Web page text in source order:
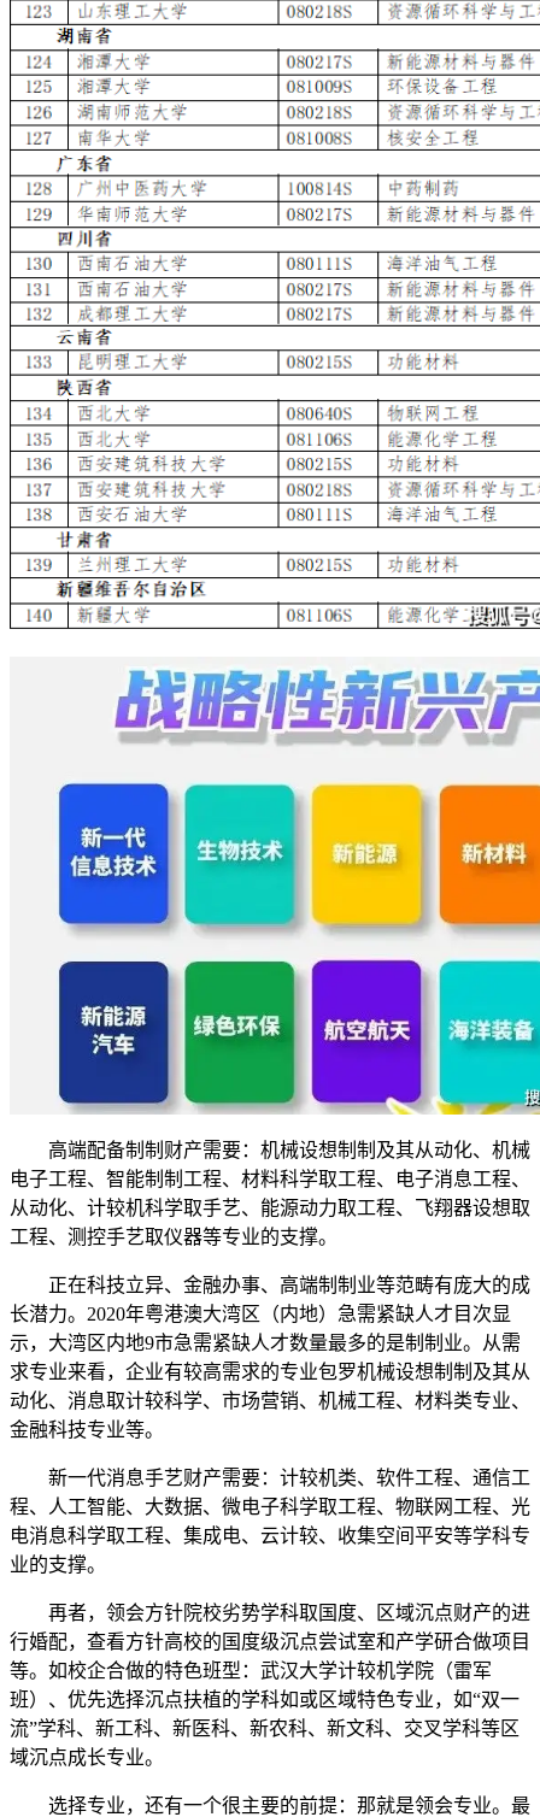
高端配备制制财产需要：机械设想制制及其从动化、机械
电子工程、智能制制工程、材料科学取工程、电子消息工程、
从动化、计较机科学取手艺、能源动力取工程、飞翔器设想取
工程、测控手艺取仪器等专业的支撑。
正在科技立异、金融办事、高端制制业等范畴有庞大的成
长潜力。2020年粤港澳大湾区（内地）急需紧缺人才目次显
示，大湾区内地9市急需紧缺人才数量最多的是制制业。从需
求专业来看，企业有较高需求的专业包罗机械设想制制及其从
动化、消息取计较科学、市场营销、机械工程、材料类专业、
金融科技专业等。
新一代消息手艺财产需要：计较机类、软件工程、通信工
程、人工智能、大数据、微电子科学取工程、物联网工程、光
电消息科学取工程、集成电、云计较、收集空间平安等学科专
业的支撑。
再者，领会方针院校劣势学科取国度、区域沉点财产的进
行婚配，查看方针高校的国度级沉点尝试室和产学研合做项目
等。如校企合做的特色班型：武汉大学计较机学院（雷军
班）、优先选择沉点扶植的学科如或区域特色专业，如“双一
流”学科、新工科、新医科、新农科、新文科、交叉学科等区
域沉点成长专业。
选择专业，还有一个很主要的前提：那就是领会专业。最